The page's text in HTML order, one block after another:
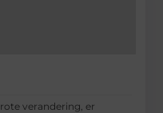
verandering, er